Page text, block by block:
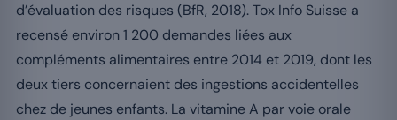
d’évaluation des risques (BfR, 2018). Tox Info Suisse a
recensé environ 1 200 demandes liées aux
compléments alimentaires entre 2014 et 2019, dont les
deux tiers concernaient des ingestions accidentelles
chez de jeunes enfants. La vitamine A par voie orale